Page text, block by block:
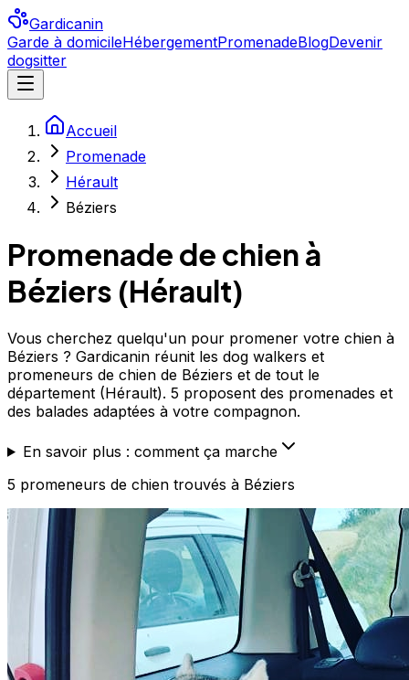
Gardicanin
Garde à domicileHébergementPromenadeBlogDevenir
dogsitter
Accueil
Promenade
Hérault
Béziers
Promenade de chien à
Béziers (Hérault)
Vous cherchez quelqu'un pour promener votre chien à
Béziers ? Gardicanin réunit les dog walkers et
promeneurs de chien de Béziers et de tout le
département (Hérault). 5 proposent des promenades et
des balades adaptées à votre compagnon.
En savoir plus : comment ça marche
5 promeneurs de chien trouvés à Béziers